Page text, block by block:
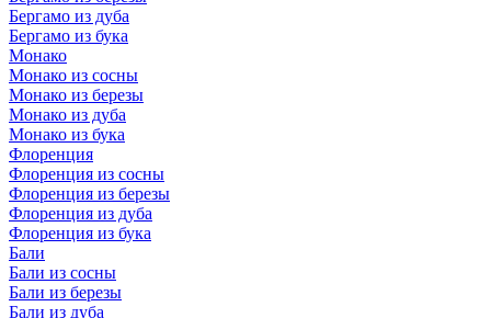
Бергамо из дуба
Бергамо из бука
Монако
Монако из сосны
Монако из березы
Монако из дуба
Монако из бука
Флоренция
Флоренция из сосны
Флоренция из березы
Флоренция из дуба
Флоренция из бука
Бали
Бали из сосны
Бали из березы
Бали из дуба